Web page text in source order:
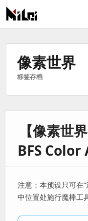
有
技
像素世界
标签存档
【像素世
BFS Color
注意：本预设只可在
中位置处施行魔棒工